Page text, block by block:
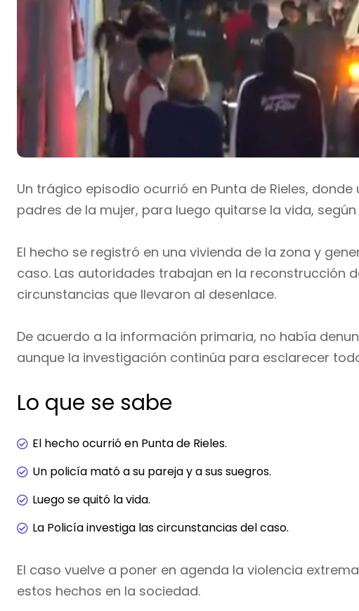
Un trágico episodio ocurrió en Punta de Rieles,
padres de la mujer, para luego quitarse la vida,
El hecho se registró en una vivienda de la zona y
caso. Las autoridades trabajan en la reconstrucción
circunstancias que llevaron al desenlace.
De acuerdo a la información primaria, no había
aunque la investigación continúa para esclarecer
Lo que se sabe
El hecho ocurrió en Punta de Rieles.
Un policía mató a su pareja y a sus suegros.
Luego se quitó la vida.
La Policía investiga las circunstancias del caso.
El caso vuelve a poner en agenda la violencia
estos hechos en la sociedad.